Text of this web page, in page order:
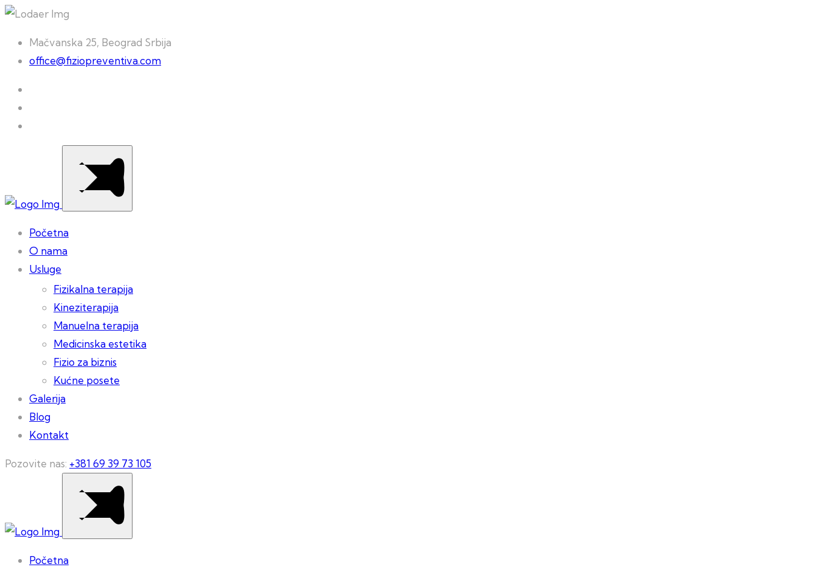
Mačvanska 25, Beograd Srbija
office@fiziopreventiva.com
Početna
O nama
Usluge
Fizikalna terapija
Kineziterapija
Manuelna terapija
Medicinska estetika
Fizio za biznis
Kućne posete
Galerija
Blog
Kontakt
Pozovite nas: +381 69 39 73 105
Početna